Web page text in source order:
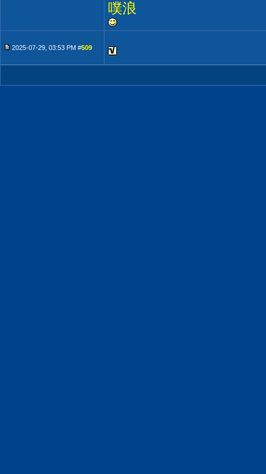
噗浪
2025-07-29, 03:53 PM #509